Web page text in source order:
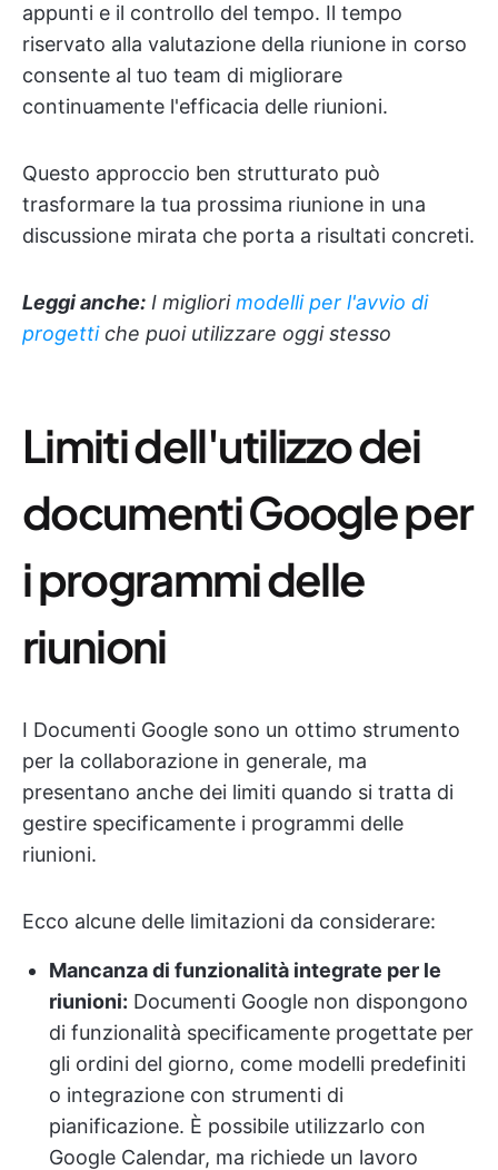
appunti e il controllo del tempo. Il tempo
riservato alla valutazione della riunione in corso
consente al tuo team di migliorare
continuamente l'efficacia delle riunioni.
Questo approccio ben strutturato può
trasformare la tua prossima riunione in una
discussione mirata che porta a risultati concreti.
Leggi anche: I migliorimodelli per l'avvio di
progetti che puoi utilizzare oggi stesso
Limiti dell'utilizzo dei
documenti Google per
i programmi delle
riunioni
I Documenti Google sono un ottimo strumento
per la collaborazione in generale, ma
presentano anche dei limiti quando si tratta di
gestire specificamente i programmi delle
riunioni.
Ecco alcune delle limitazioni da considerare:
Mancanza di funzionalità integrate per le
riunioni: Documenti Google non dispongono
di funzionalità specificamente progettate per
gli ordini del giorno, come modelli predefiniti
o integrazione con strumenti di
pianificazione. È possibile utilizzarlo con
Google Calendar, ma richiede un lavoro